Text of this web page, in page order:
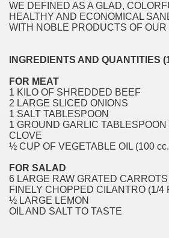
WE DEFINED AS A GLAD,
HEALTHY AND ECONOMICAL
WITH NOBLE PRODUCTS OF OUR
INGREDIENTS AND QUANTITIES
FOR MEAT
1 KILO OF SHREDDED BEEF
2 LARGE SLICED ONIONS
1 SALT TABLESPOON
1 GROUND GARLIC TABLESPOON
CLOVE
½ CUP OF VEGETABLE OIL (100
FOR SALAD
6 LARGE RAW GRATED
FINELY CHOPPED CILANTRO (1/4
½ LARGE LEMON
OIL AND SALT TO TASTE